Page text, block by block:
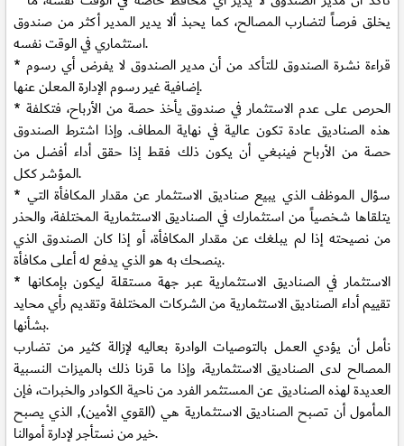
يخلق فرصاً لتضارب المصالح، كما يحبذ ألا يدير المدير أكثر من صندوق
استثماري في الوقت نفسه.
* قراءة نشرة الصندوق للتأكد من أن مدير الصندوق لا يفرض أي رسوم
إضافية غير رسوم الإدارة المعلن عنها.
* الحرص على عدم الاستثمار في صندوق يأخذ حصة من الأرباح، فتكلفة
هذه الصناديق عادة تكون عالية في نهاية المطاف. وإذا اشترط الصندوق
حصة من الأرباح فينبغي أن يكون ذلك فقط إذا حقق أداء أفضل من
المؤشر ككل.
* سؤال الموظف الذي يبيع صناديق الاستثمار عن مقدار المكافأة التي
يتلقاها شخصياً من استثمارك في الصناديق الاستثمارية المختلفة، والحذر
من نصيحته إذا لم يبلغك عن مقدار المكافأة، أو إذا كان الصندوق الذي
ينصحك به هو الذي يدفع له أعلى مكافأة.
* الاستثمار في الصناديق الاستثمارية عبر جهة مستقلة ليكون بإمكانها
تقييم أداء الصناديق الاستثمارية من الشركات المختلفة وتقديم رأي محايد
بشأنها.
نأمل أن يؤدي العمل بالتوصيات الوادرة بعاليه لإزالة كثير من تضارب
المصالح لدى الصناديق الاستثمارية، وإذا ما قرنا ذلك بالميزات النسبية
العديدة لهذه الصناديق عن المستثمر الفرد من ناحية الكوادر والخبرات، فإن
المأمول أن تصبح الصناديق الاستثمارية هي (القوي الأمين), الذي يصبح
خير من نستأجر لإدارة أموالنا.